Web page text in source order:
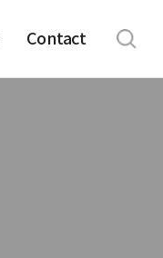
Contact